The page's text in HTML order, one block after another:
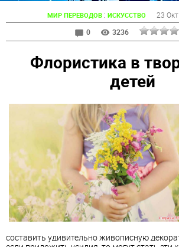
МИР ПЕРЕВОДОВ: ИСКУССТВО 23
0
3236
Флористика в
детей
составить удивительно живописную